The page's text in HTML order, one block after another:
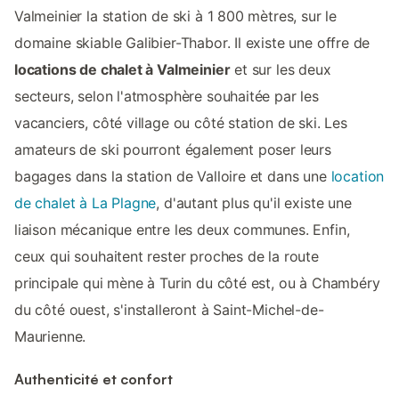
Valmeinier la station de ski à 1 800 mètres, sur le
domaine skiable Galibier-Thabor. Il existe une offre de
locations de chalet à Valmeinieret sur les deux
secteurs, selon l'atmosphère souhaitée par les
vacanciers, côté village ou côté station de ski. Les
amateurs de ski pourront également poser leurs
bagages dans la station de Valloire et dans une location
de chalet à La Plagne, d'autant plus qu'il existe une
liaison mécanique entre les deux communes. Enfin,
ceux qui souhaitent rester proches de la route
principale qui mène à Turin du côté est, ou à Chambéry
du côté ouest, s'installeront à Saint-Michel-de-
Maurienne.
Authenticité et confort